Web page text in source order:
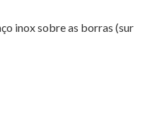
inox sobre as borras (sur